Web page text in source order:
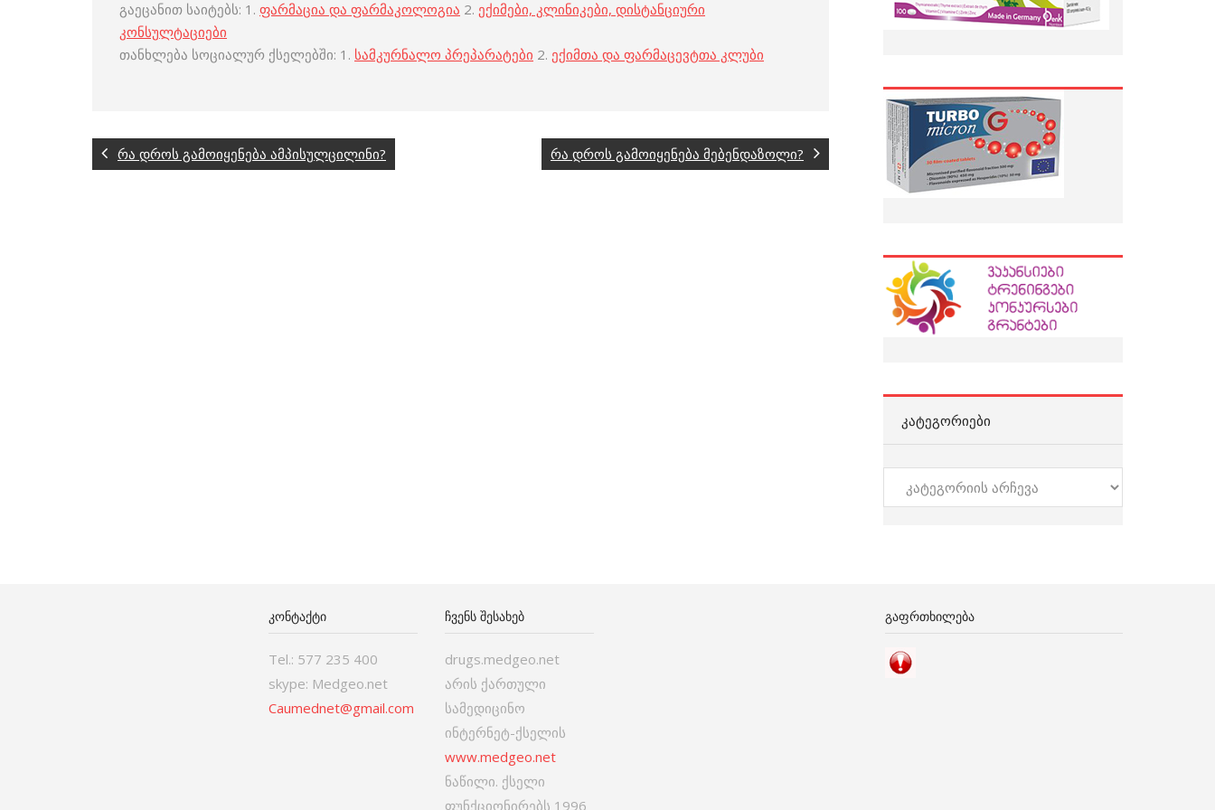
გაეცანით საიტებს: 1. ფარმაცია და ფარმაკოლოგია 2. ექიმები, კლინიკები, დისტანციური
კონსულტაციები
თანხლება სოციალურ ქსელებში: 1. სამკურნალო პრეპარატები 2. ექიმთა და ფარმაცევტთა კლუბი
რა დროს გამოიყენება ამპისულცილინი? რა დროს გამოიყენება მებენდაზოლი?
ᲙᲐᲢᲔᲒᲝᲠᲘᲔᲑᲘ
კატეგორიები
ᲙᲝᲜᲢᲐᲥᲢᲘ
Tel.: 577 235 400
skype: Medgeo.net
Caumednet@gmail.com
ᲩᲕᲔᲜᲡ ᲨᲔᲡᲐᲮᲔᲑ
drugs.medgeo.net
არის ქართული
სამედიცინო
ინტერნეტ-ქსელის
www.medgeo.net
ნაწილი. ქსელი
ფუნქციონირებს 1996
ᲒᲐᲤᲠᲗᲮᲘᲚᲔᲑᲐ